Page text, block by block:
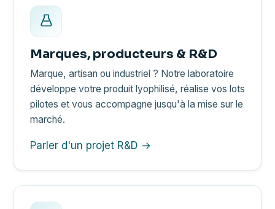
Marques, producteurs & R&D
Marque, artisan ou industriel ? Notre laboratoire
développe votre produit lyophilisé, réalise vos lots
pilotes et vous accompagne jusqu'à la mise sur le
marché.
Parler d'un projet R&D →